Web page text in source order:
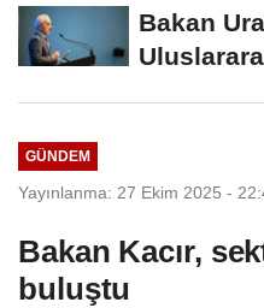
Bakan
GÜNDEM
Yayınlanma: 27 Ekim 2025 -
Bakan Kacır,
buluştu